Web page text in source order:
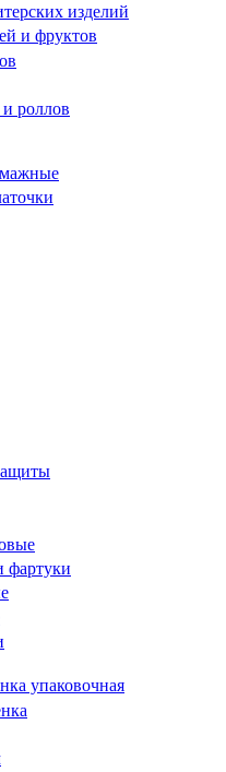
изделий
и фруктов
роллов
фартуки
упаковочная